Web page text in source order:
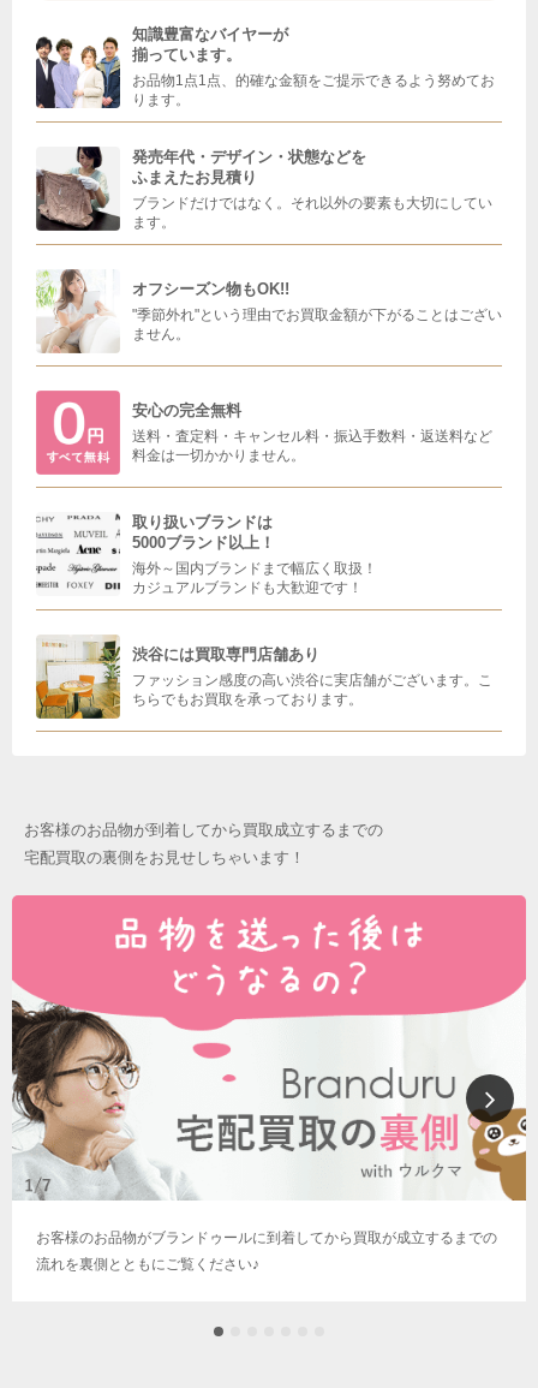
知識豊富なバイヤーが
揃っています。
お品物1点1点、的確な金額をご提示できるよう努めてお
ります。
発売年代・デザイン・状態などを
ふまえたお見積り
ブランドだけではなく。それ以外の要素も大切にしてい
ます。
オフシーズン物もOK!!
"季節外れ"という理由でお買取金額が下がることはござい
ません。
安心の完全無料
送料・査定料・キャンセル料・振込手数料・返送料など
料金は一切かかりません。
取り扱いブランドは
5000ブランド以上！
海外～国内ブランドまで幅広く取扱！
カジュアルブランドも大歓迎です！
渋谷には買取専門店舗あり
ファッション感度の高い渋谷に実店舗がございます。こ
ちらでもお買取を承っております。
お客様のお品物が到着してから買取成立するまでの
宅配買取の裏側をお見せしちゃいます！
お客様のお品物がブランドゥールに到着してから買取が成立するまでの
流れを裏側とともにご覧ください♪